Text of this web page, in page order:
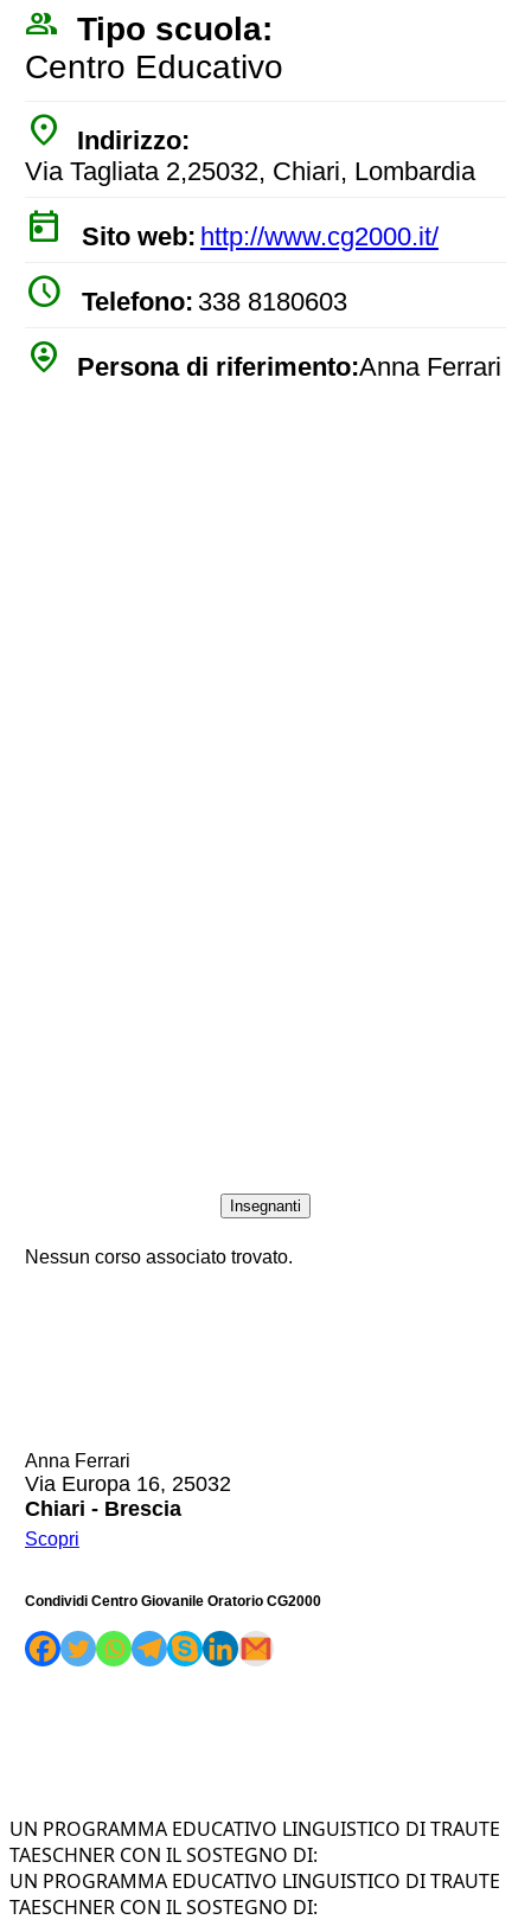
people_outline Tipo scuola:
Centro Educativo
place
Indirizzo:
Via Tagliata 2,25032, Chiari, Lombardia
today Sito web: http://www.cg2000.it/
watch_later Telefono: 338 8180603
person_pin_circle Persona di riferimento:Anna Ferrari
Insegnanti
Nessun corso associato trovato.
Anna Ferrari
Via Europa 16, 25032
Chiari - Brescia
Scopri
Condividi Centro Giovanile Oratorio CG2000
UN PROGRAMMA EDUCATIVO LINGUISTICO DI TRAUTE
TAESCHNER CON IL SOSTEGNO DI:
UN PROGRAMMA EDUCATIVO LINGUISTICO DI TRAUTE
TAESCHNER CON IL SOSTEGNO DI: